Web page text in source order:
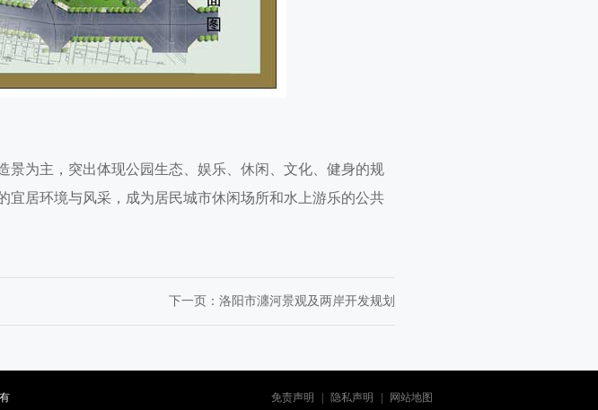
为主，突出体现公园生态、娱乐、休闲、文化、健身的规
居环境与风采，成为居民城市休闲场所和水上游乐的公共
下一页：洛阳市瀍河景观及两岸开发规划
免责声明 隐私声明 网站地图